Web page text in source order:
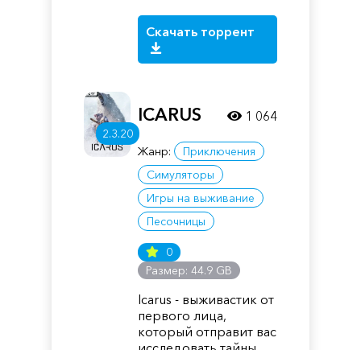
Скачать торрент
2.3.20
ICARUS
Жанр:
Приключения
Симуляторы
Игры на выживание
Песочницы
0
Размер: 44.9 GB
Icarus - выживастик от
первого лица,
который отправит вас
1 064